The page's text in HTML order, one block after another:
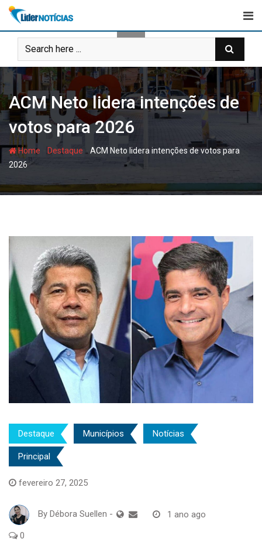
Skip
content
ACM Neto lidera intenções de
votos para 2026
Home Destaque -ACM Neto lidera intenções de votos para
2026
Destaque Municípios Notícias
Principal
fevereiro 27, 2025
By Débora Suellen - 1 ano ago
0